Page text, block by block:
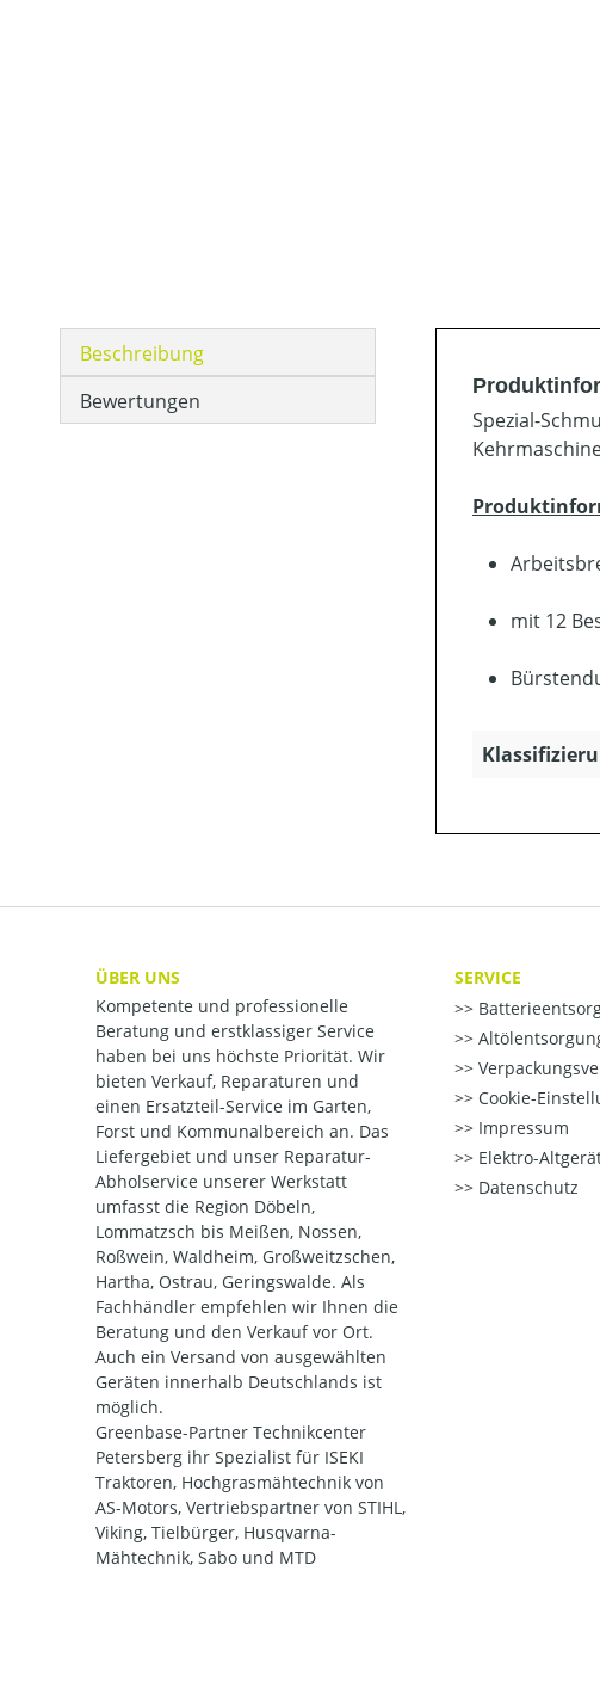
Beschreibung
Bewertungen
Spezial-
mit 12
ÜBER UNS
Kompetente und professionelle
Beratung und erstklassiger Service
haben bei uns höchste Priorität. Wir
bieten Verkauf, Reparaturen und
einen Ersatzteil-Service im Garten,
Forst und Kommunalbereich an. Das
Liefergebiet und unser Reparatur-
Abholservice unserer Werkstatt
umfasst die Region Döbeln,
Lommatzsch bis Meißen, Nossen,
Roßwein, Waldheim, Großweitzschen,
Hartha, Ostrau, Geringswalde. Als
Fachhändler empfehlen wir Ihnen die
Beratung und den Verkauf vor Ort.
Auch ein Versand von ausgewählten
Geräten innerhalb Deutschlands ist
möglich.
Greenbase-Partner Technikcenter
Petersberg ihr Spezialist für ISEKI
Traktoren, Hochgrasmähtechnik von
AS-Motors, Vertriebspartner von STIHL,
Viking, Tielbürger, Husqvarna-
Mähtechnik, Sabo und MTD
SERVICE
Cookie-
Impressum
Elektro-
Datenschutz